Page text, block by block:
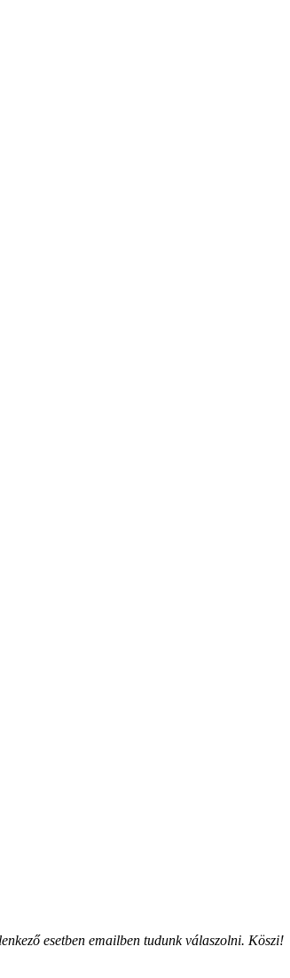
esetben emailben tudunk válaszolni. Köszi!